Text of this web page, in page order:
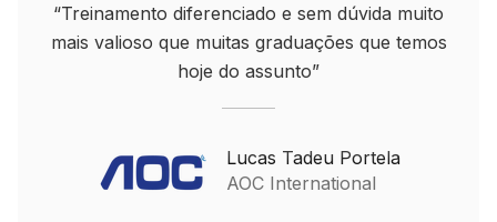
“Didático e dinâmico, o treinamento atendeu
plenamente a todos os objetivos propostos,
além de motivar o aprofundamento do
small horizontal divider